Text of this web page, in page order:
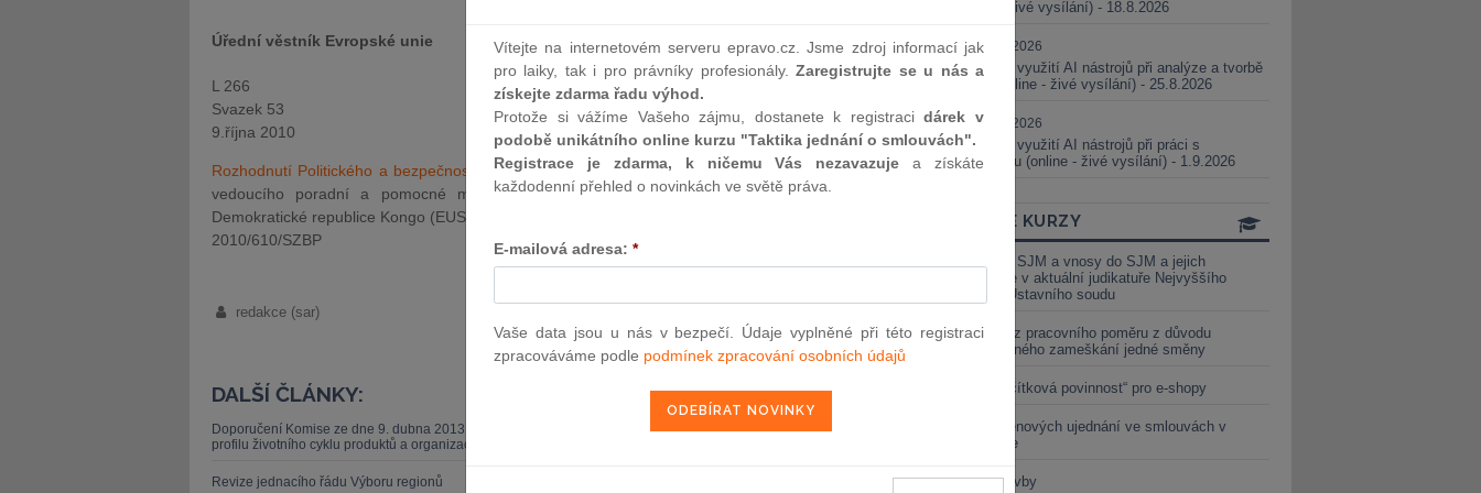
Úřední věstník Evropské unie
L 266
Svazek 53
9.října 2010
Rozhodnutí Politického a bezpečnostního výboruEUSEC/2/2010 ze dne 8. října 2010 o jmenování
vedoucího poradní a pomocné mise Evropské unie pro reformu bezpečnostního sektoru v
Demokratické republice Kongo (EUSEC RD Congo)
2010/610/SZBP
redakce (sar)
DALŠÍ ČLÁNKY:
Doporučení Komise ze dne 9. dubna 2013 o používání společných metod pro měření a sdělování environmentálního
profilu životního cyklu produktů a organizací (1) 2013/179/EU
Revize jednacího řádu Výboru regionů
(online - živé vysílání) - 18.8.2026
25.08.2026
Praktické využití AI nástrojů při analýze a tvorbě
smluv (online - živé vysílání) - 25.8.2026
01.09.2026
Praktické využití AI nástrojů při práci s
judikaturou (online - živé vysílání) - 1.9.2026
ONLINE KURZY
Vnosy ze SJM a vnosy do SJM a jejich
valorizace v aktuální judikatuře Nejvyššího
soudu a Ústavního soudu
Výpověď z pracovního poměru z důvodu
neomluveného zameškání jedné směny
Nová „tlačítková povinnost“ pro e-shopy
Změna cenových ujednání ve smlouvách v
energetice
Černé stavby
Vítejte na internetovém serveru epravo.cz. Jsme zdroj informací jak
pro laiky, tak i pro právníky profesionály.Zaregistrujte se u nás a
získejte zdarma řadu výhod.
Protože si vážíme Vašeho zájmu, dostanete k registracidárek v
podobě unikátního online kurzu "Taktika jednání o smlouvách".
Registrace je zdarma, k ničemu Vás nezavazuje a získáte
každodenní přehled o novinkách ve světě práva.
E-mailová adresa: *
Vaše data jsou u nás v bezpečí. Údaje vyplněné při této registraci
zpracováváme podle podmínek zpracování osobních údajů